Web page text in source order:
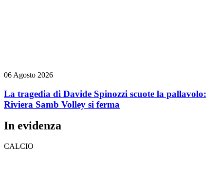
06 Agosto 2026
La tragedia di Davide Spinozzi scuote la pallavolo:
Riviera Samb Volley si ferma
In evidenza
CALCIO